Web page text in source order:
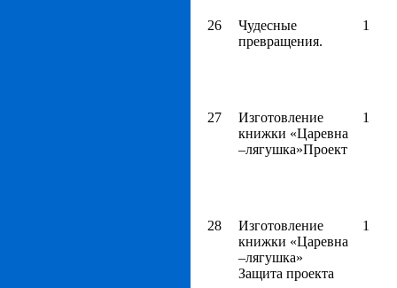
26
Чудесные
превращения.
1
27
Изготовление
книжки «Царевна
–лягушка»Проект
1
28
Изготовление
книжки «Царевна
–лягушка»
Защита проекта
1